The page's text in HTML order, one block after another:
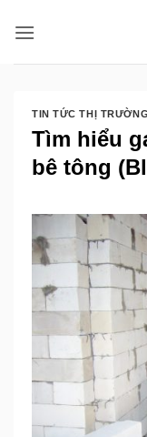
qua
nội
TIN TỨC THỊ TRƯỜNG
Tìm hiểu
bê tông